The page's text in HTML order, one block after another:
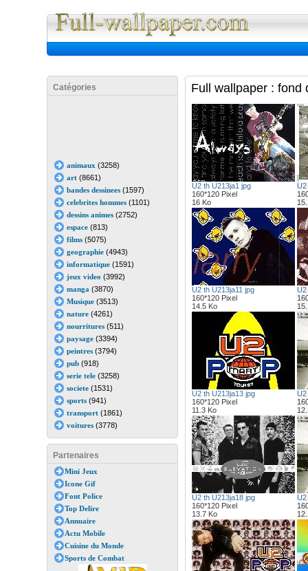
Catégories
animaux (3258)
art(8661)
bandes dessinees(1597)
celebrites hommes(1101)
dessins animes(2752)
espace(813)
films(5075)
geographie(4943)
informatique(1591)
jeux video (3992)
manga (3870)
Musique(3513)
nature(4261)
nourritures(511)
paysage(3394)
peintres(3794)
pub(918)
serie tele(3258)
societe(1531)
sports(941)
transport(1861)
voitures(3778)
Partenaires
Mini Jeux
Icone Gif
Font Police
Top Delire
Annuaire
Actu Mobile
Cuisine du Monde
Sports de Combat
Full wallpaper : fond
U2 th U213ja1 jpg
160*120 Pixel
16 Ko
U2
U2 th U213ja11 jpg
160*120 Pixel
14.5 Ko
U2
U2 th U213ja13 jpg
160*120 Pixel
11.3 Ko
U2
U2 th U213ja18 jpg
160*120 Pixel
13.7 Ko
U2